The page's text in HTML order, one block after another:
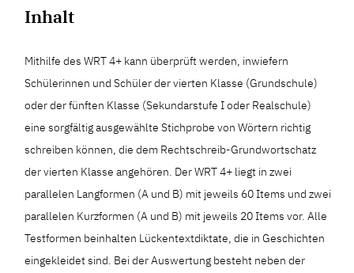
Inhalt
Mithilfe des WRT 4+ kann überprüft werden, inwiefern
Schülerinnen und Schüler der vierten Klasse (Grundschule)
oder der fünften Klasse (Sekundarstufe I oder Realschule)
eine sorgfältig ausgewählte Stichprobe von Wörtern richtig
schreiben können, die dem Rechtschreib-Grundwortschatz
der vierten Klasse angehören. Der WRT 4+ liegt in zwei
parallelen Langformen (A und B) mit jeweils 60 Items und zwei
parallelen Kurzformen (A und B) mit jeweils 20 Items vor. Alle
Testformen beinhalten Lückentextdiktate, die in Geschichten
eingekleidet sind. Bei der Auswertung besteht neben der